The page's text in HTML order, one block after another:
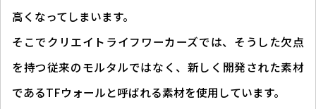
高くなってしまいます。
そこでクリエイトライフワーカーズでは、そうした欠点
を持つ従来のモルタルではなく、新しく開発された素材
であるTFウォールと呼ばれる素材を使用しています。